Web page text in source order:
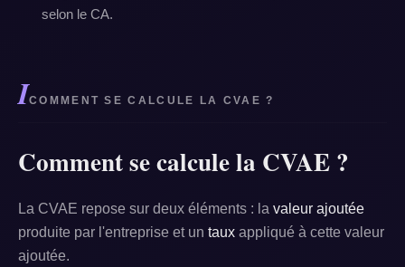
selon le CA.
ICOMMENT SE CALCULE LA CVAE ?
Comment se calcule la CVAE ?
La CVAE repose sur deux éléments : la valeur ajoutée
produite par l'entreprise et un taux appliqué à cette valeur
ajoutée.